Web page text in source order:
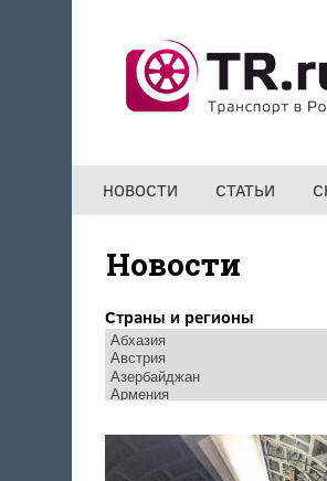
НОВОСТИ СТАТЬИ
Новости
Страны и регионы